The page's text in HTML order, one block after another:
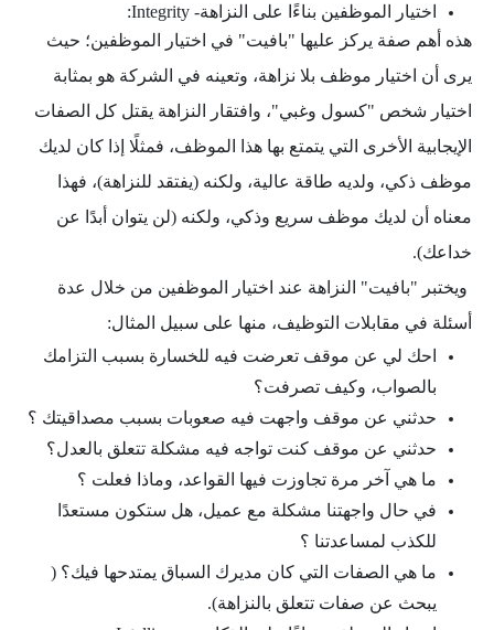
اختيار الموظفين بناءًا على النزاهة- Integrity:
هذه أهم صفة يركز عليها "بافيت" في اختيار الموظفين؛ حيث
يرى أن اختيار موظف بلا نزاهة، وتعينه في الشركة هو بمثابة
اختيار شخص "كسول وغبي"، وافتقار النزاهة يقتل كل الصفات
الإيجابية الأخرى التي يتمتع بها هذا الموظف، فمثلًا إذا كان لديك
موظف ذكي، ولديه طاقة عالية، ولكنه (يفتقد للنزاهة)، فهذا
معناه أن لديك موظف سريع وذكي، ولكنه (لن يتوان أبدًا عن
خداعك).
ويختبر "بافيت" النزاهة عند اختيار الموظفين من خلال عدة
أسئلة في مقابلات التوظيف، منها على سبيل المثال:
احك لي عن موقف تعرضت فيه للخسارة بسبب التزامك
بالصواب، وكيف تصرفت؟
حدثني عن موقف واجهت فيه صعوبات بسبب مصداقيتك ؟
حدثني عن موقف كنت تواجه فيه مشكلة تتعلق بالعدل؟
ما هي آخر مرة تجاوزت فيها القواعد، وماذا فعلت ؟
في حال واجهتنا مشكلة مع عميل، هل ستكون مستعدًا
للكذب لمساعدتنا ؟
ما هي الصفات التي كان مديرك السباق يمتدحها فيك؟ (
يبحث عن صفات تتعلق بالنزاهة).